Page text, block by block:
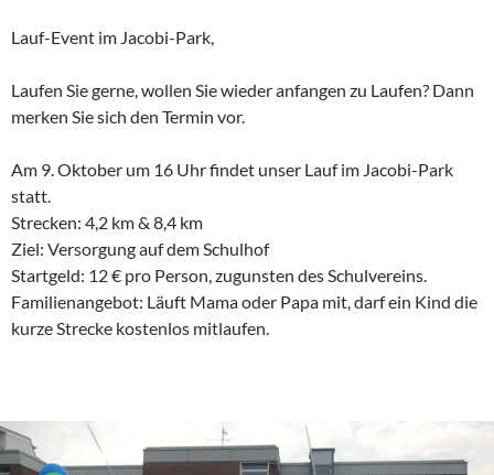
Lauf-Event im Jacobi-Park,
Laufen Sie gerne, wollen Sie wieder anfangen zu Laufen? Dann
merken Sie sich den Termin vor.
Am 9. Oktober um 16 Uhr findet unser Lauf im Jacobi-Park
statt.
Strecken: 4,2 km & 8,4 km
Ziel: Versorgung auf dem Schulhof
Startgeld: 12 € pro Person, zugunsten des Schulvereins.
Familienangebot: Läuft Mama oder Papa mit, darf ein Kind die
kurze Strecke kostenlos mitlaufen.